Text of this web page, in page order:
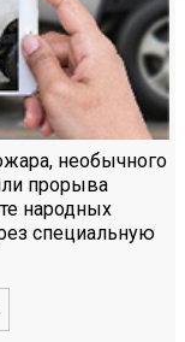
необычного
прорыва
народных
специальную